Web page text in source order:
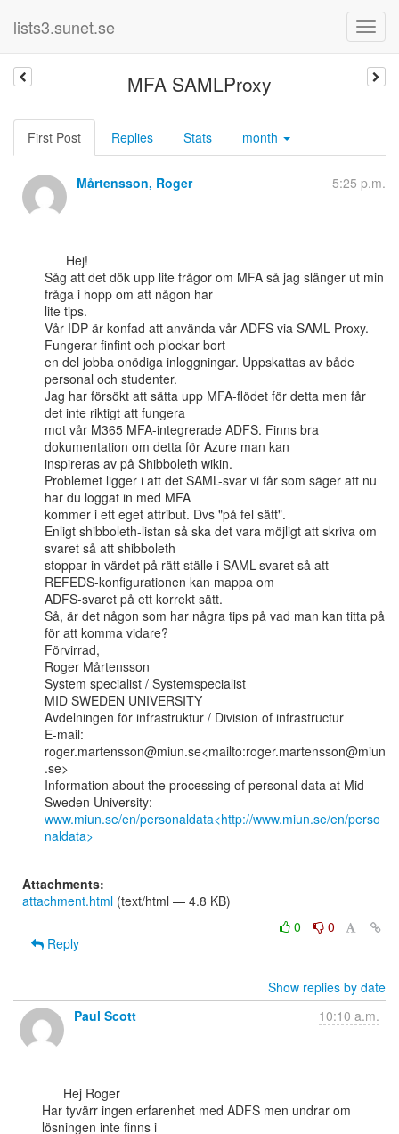
lists3.sunet.se
MFA SAMLProxy
First Post Replies Stats month
Mårtensson, Roger 5:25 p.m.
Såg att det dök upp lite frågor om MFA så jag slänger ut min
fråga i hopp om att någon har
lite tips.
Vår IDP är konfad att använda vår ADFS via SAML Proxy.
Fungerar finfint och plockar bort
en del jobba onödiga inloggningar. Uppskattas av både
personal och studenter.
Jag har försökt att sätta upp MFA-flödet för detta men får
det inte riktigt att fungera
mot vår M365 MFA-integrerade ADFS. Finns bra
dokumentation om detta för Azure man kan
inspireras av på Shibboleth wikin.
Problemet ligger i att det SAML-svar vi får som säger att nu
har du loggat in med MFA
kommer i ett eget attribut. Dvs "på fel sätt".
Enligt shibboleth-listan så ska det vara möjligt att skriva om
svaret så att shibboleth
stoppar in värdet på rätt ställe i SAML-svaret så att
REFEDS-konfigurationen kan mappa om
ADFS-svaret på ett korrekt sätt.
Så, är det någon som har några tips på vad man kan titta på
för att komma vidare?
Förvirrad,
Roger Mårtensson
System specialist / Systemspecialist
MID SWEDEN UNIVERSITY
Avdelningen för infrastruktur / Division of infrastructur
E-mail:
roger.martensson@miun.se<mailto:roger.martensson@miun
.se>
Information about the processing of personal data at Mid
www.miun.se/en/personaldata<http://www.miun.se/en/perso
naldata>
Attachments:
attachment.html (text/html — 4.8 KB)
0
0
Reply
Show replies by date
Paul Scott
10:10 a.m.
Har tyvärr ingen erfarenhet med ADFS men undrar om